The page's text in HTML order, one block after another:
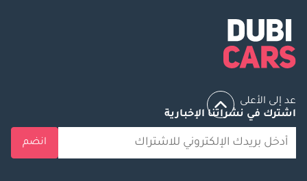
عد إلى الأعلى
اشترك في نشراتنا الإخبارية
انضم